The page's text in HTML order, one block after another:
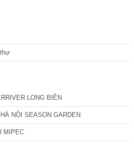
LONG BIÊN
NỘI SEASON GARDEN
MIPEC